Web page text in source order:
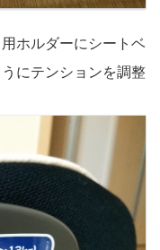
ホルダーにシートベ
にテンションを調整